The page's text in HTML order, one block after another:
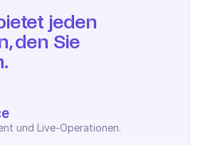
jeden
den Sie
und Live-Operationen.